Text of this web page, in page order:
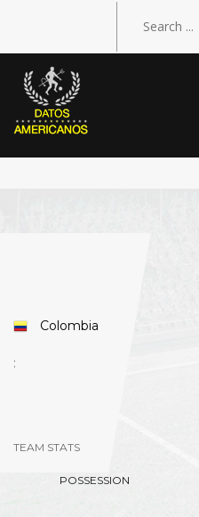
Colombia
:
TEAM STATS
POSSESSION